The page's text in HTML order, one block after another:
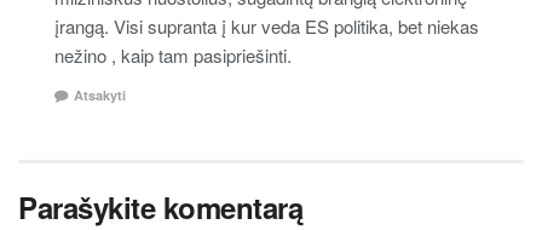
įrangą. Visi supranta į kur veda ES politika, bet niekas
nežino , kaip tam pasipriešinti.
Atsakyti
Parašykite komentarą